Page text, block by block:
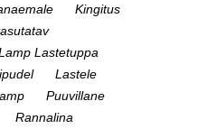
Kingitus
Lastetuppa
Lastele
Puuvillane
Rannalina